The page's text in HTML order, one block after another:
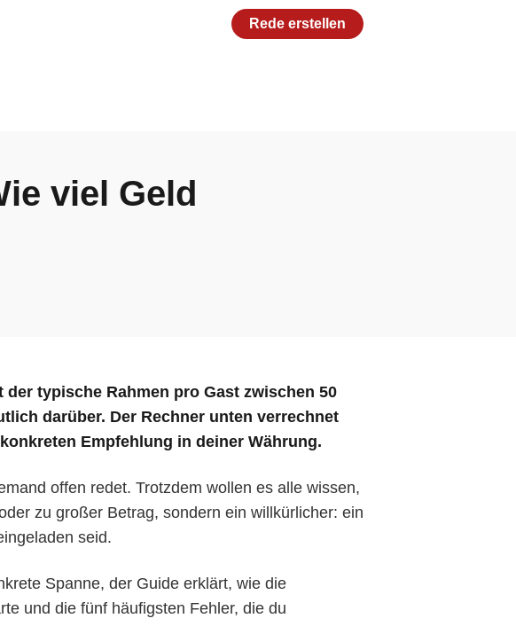
Rede erstellen
viel Geld
typische Rahmen pro Gast zwischen 50
darüber. Der Rechner unten verrechnet
Empfehlung in deiner Währung.
offen redet. Trotzdem wollen es alle wissen,
zu großer Betrag, sondern ein willkürlicher: ein
seid.
Spanne, der Guide erklärt, wie die
und die fünf häufigsten Fehler, die du